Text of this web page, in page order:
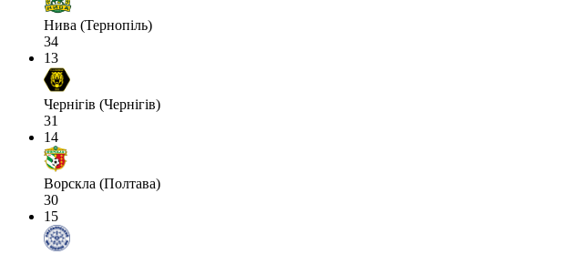
Нива (Тернопіль)
34
13
Чернігів (Чернігів)
31
14
Ворскла (Полтава)
30
15